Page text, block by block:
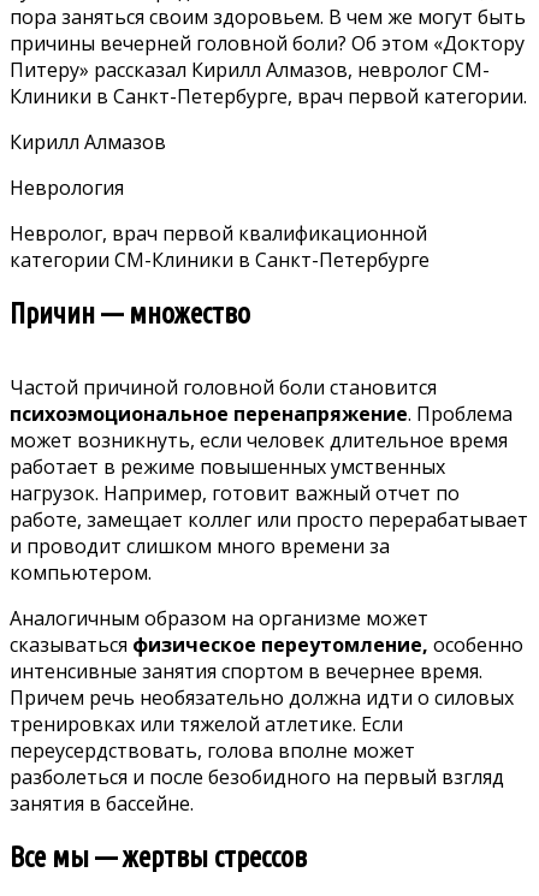
пора заняться своим здоровьем. В чем же могут быть
причины вечерней головной боли? Об этом «Доктору
Питеру» рассказал Кирилл Алмазов, невролог СМ-
Клиники в Санкт-Петербурге, врач первой категории.
Кирилл Алмазов
Неврология
Невролог, врач первой квалификационной
категории СМ-Клиники в Санкт-Петербурге
Причин — множество
Частой причиной головной боли становится
психоэмоциональное перенапряжение. Проблема
может возникнуть, если человек длительное время
работает в режиме повышенных умственных
нагрузок. Например, готовит важный отчет по
работе, замещает коллег или просто перерабатывает
и проводит слишком много времени за
компьютером.
Аналогичным образом на организме может
сказываться физическое переутомление, особенно
интенсивные занятия спортом в вечернее время.
Причем речь необязательно должна идти о силовых
тренировках или тяжелой атлетике. Если
переусердствовать, голова вполне может
разболеться и после безобидного на первый взгляд
занятия в бассейне.
Все мы — жертвы стрессов